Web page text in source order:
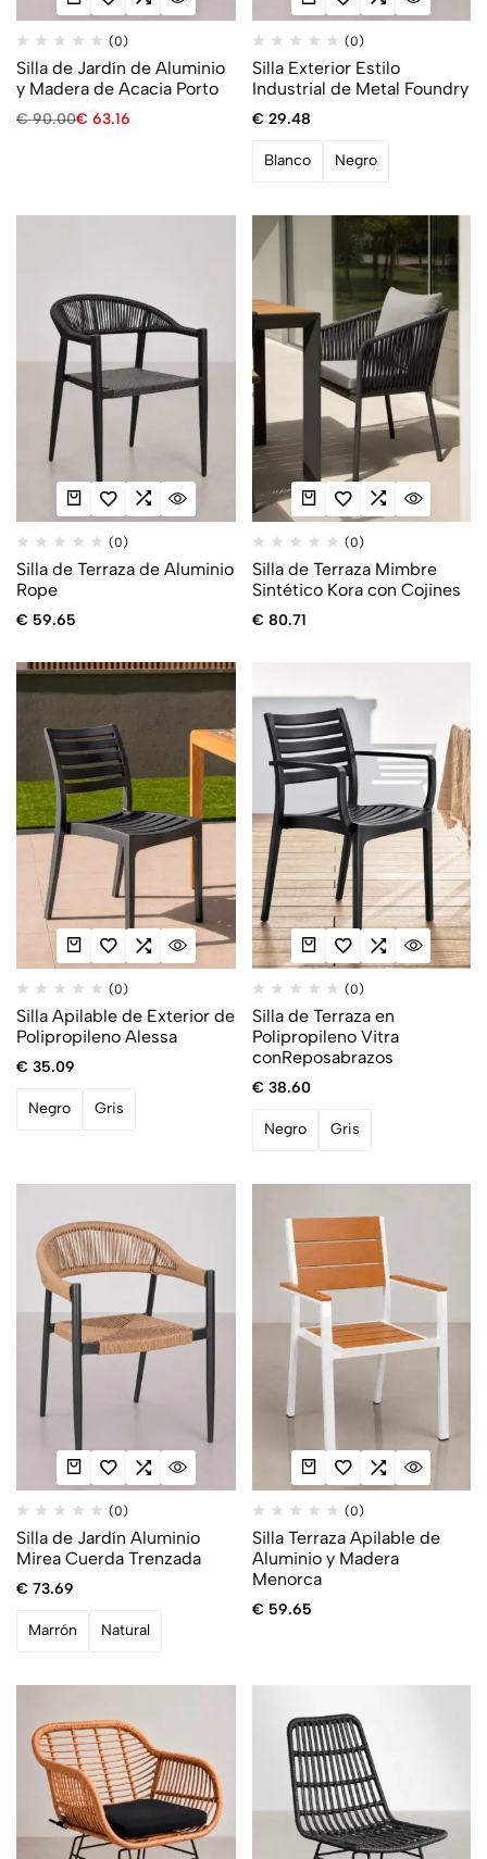
(0)
Silla de Jardín de Aluminio
y Madera de Acacia Porto
€90.00€ 63.16
(0)
Silla Exterior Estilo
Industrial de Metal Foundry
€ 29.48
Blanco Negro
(0)
Silla de Terraza de Aluminio
Rope
€ 59.65
(0)
Silla de Terraza Mimbre
Sintético Kora con Cojines
€ 80.71
(0)
Silla Apilable de Exterior de
Polipropileno Alessa
€ 35.09
Negro Gris
(0)
Silla de Terraza en
Polipropileno Vitra
conReposabrazos
€ 38.60
Negro Gris
(0)
Silla de Jardín Aluminio
Mirea Cuerda Trenzada
€ 73.69
Marrón Natural
(0)
Silla Terraza Apilable de
Aluminio y Madera
Menorca
€ 59.65